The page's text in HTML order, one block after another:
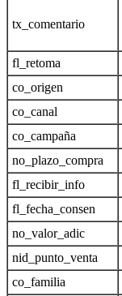
tx_comentario
fl_retoma
co_origen
co_canal
co_campaña
no_plazo_compra
fl_recibir_info
fl_fecha_consen
no_valor_adic
nid_punto_venta
co_familia